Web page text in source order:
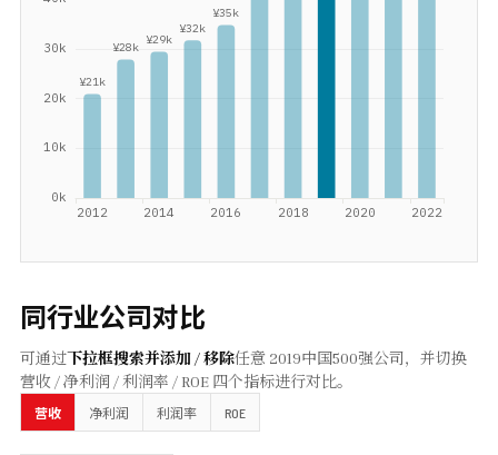
同行业公司对比
可通过下拉框搜索并添加 / 移除任意 2019中国500强公司，并切换
营收 / 净利润 / 利润率 / ROE 四个指标进行对比。
营收 净利润 利润率 ROE